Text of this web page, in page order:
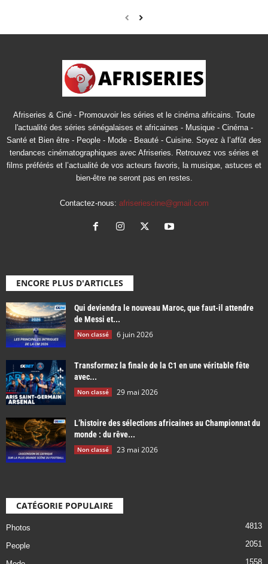
Afriseries & Ciné - Promouvoir les séries et le cinéma africains. Toute
l'actualité des séries sénégalaises et africaines - Musique - Cinéma -
Santé et Bien être - People - Mode - Beauté - Cuisine. Soyez à l’affût des
tendances cinématographiques avec Afriseries. Retrouvez vos séries et
films préférés et l’actualité de vos acteurs favoris, la musique, astuces et
bien-être ne seront pas en restes.
Contactez-nous: afriseriescine@gmail.com
ENCORE PLUS D'ARTICLES
Qui deviendra le nouveau Maroc, que faut-il attendre
de Messi et...
Non classé 6 juin 2026
Transformez la finale de la C1 en une véritable fête
avec...
Non classé 29 mai 2026
L’histoire des sélections africaines au Championnat du
monde : du rêve...
Non classé 23 mai 2026
CATÉGORIE POPULAIRE
Photos 4813
People 2051
1558